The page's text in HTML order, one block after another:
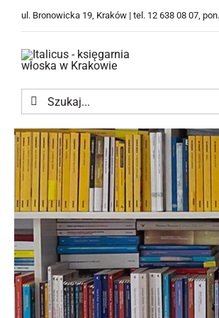
Przejdź
zawartości
ul. Bronowicka 19, Kraków | tel. 12 638 08 07,
Szukaj